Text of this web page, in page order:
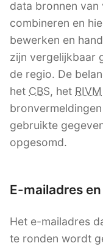
data bronnen
combineren en
bewerken en
zijn vergelijkbaar
de regio. De
het CBS, het RIVM
gebruikte
opgesomd.
E-mailadres
Het e-mailadres
te ronden wordt